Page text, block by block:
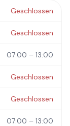
Geschlossen
Geschlossen
07:00 – 13:00
Geschlossen
Geschlossen
07:00 – 13:00